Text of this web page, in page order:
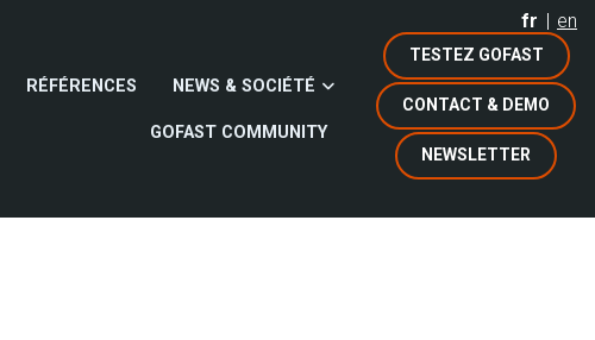
fr en
TESTEZ GOFAST
CONTACT & DEMO
NEWSLETTER
RÉFÉRENCES NEWS & SOCIÉTÉ
GOFAST COMMUNITY